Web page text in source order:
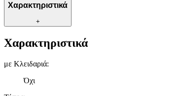
Χαρακτηριστικά
+
Χαρακτηριστικά
με Κλειδαριά:
Όχι